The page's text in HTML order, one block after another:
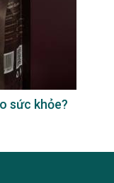
sức khỏe?